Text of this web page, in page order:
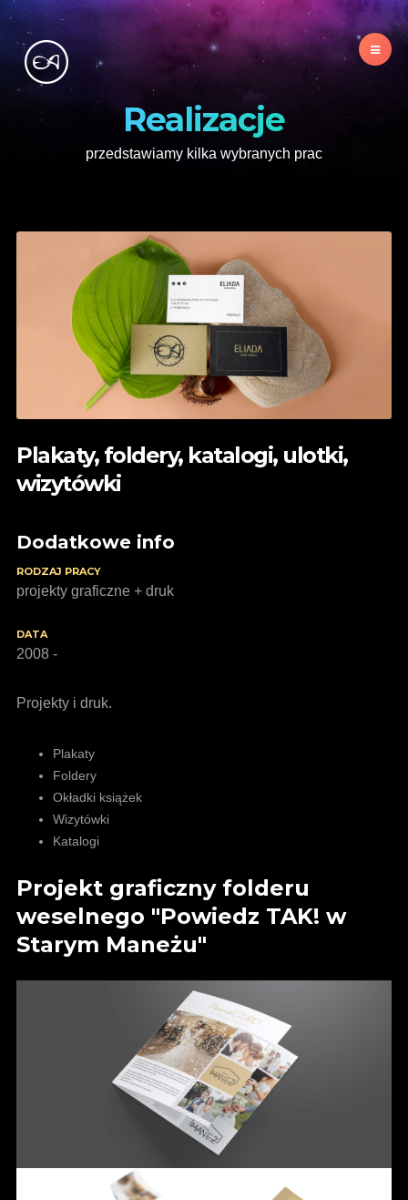
Realizacje
przedstawiamy kilka wybranych prac
Plakaty, foldery, katalogi, ulotki,
wizytówki
Dodatkowe info
RODZAJ PRACY
projekty graficzne + druk
DATA
2008 -
Projekty i druk.
Plakaty
Foldery
Okładki książek
Wizytówki
Katalogi
Projekt graficzny folderu
weselnego "Powiedz TAK! w
Starym Maneżu"